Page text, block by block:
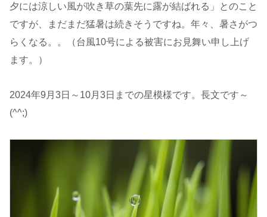
夕には涼しい風が吹き草の葉先に露が結ばれる」とのこと
ですが、まだまだ猛暑は続きそうですね。年々、暑さがつ
らくなる。。（台風10号による被害にお見舞い申し上げ
ます。）
2024年9月3日～10月3日までの星模様です。長文です～
(^^;)